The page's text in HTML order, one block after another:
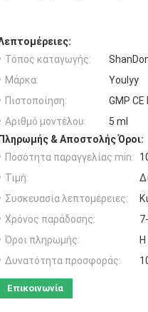
Τόπος καταγωγής:
Μάρκα:
Youlyy
Πιστοποίηση:
GMP CE
Αριθμό μοντέλου:
5 ml
Πληρωμής & Αποστολής Όροι:
Ποσότητα παραγγελίας min:
Τιμή:
Συσκευασία λεπτομέρειες:
Χρόνος παράδοσης:
Όροι πληρωμής:
Η
Δυνατότητα προσφοράς:
Επικοινωνία